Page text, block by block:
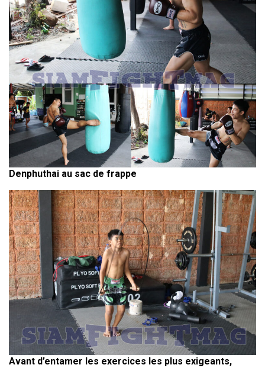
Denphuthai au sac de frappe
Avant d’entamer les exercices les plus exigeants,